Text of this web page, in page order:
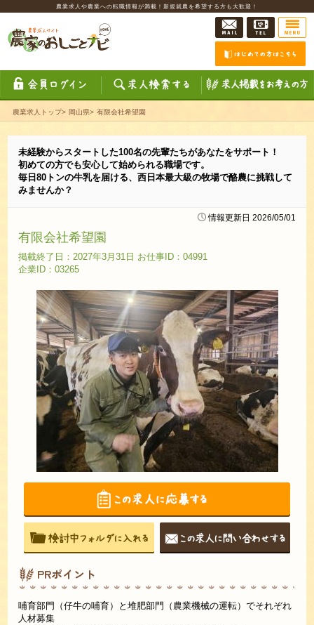
農業求人や農業への転職情報が満載！新規就農を希望する方も大歓迎！
農業求人トップ> 岡山県> 有限会社希望園
未経験からスタートした100名の先輩たちがあなたをサポート！
初めての方でも安心して始められる職場です。
毎日80トンの牛乳を届ける、西日本最大級の牧場で酪農に挑戦して
みませんか？
情報更新日 2026/05/01
有限会社希望園
掲載終了日：2027年3月31日 お仕事ID：04991
企業ID：03265
PRポイント
哺育部門（仔牛の哺育）と堆肥部門（農業機械の運転）でそれぞれ
人材募集